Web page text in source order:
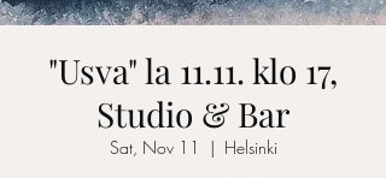
"Usva" la 11.11. klo 17,
Studio & Bar
Sat, Nov 11
  |
Helsinki